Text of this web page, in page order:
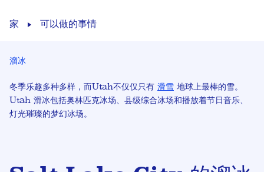
家 可以做的事情
溜冰
冬季乐趣多种多样，而Utah不仅仅只有 滑雪 地球上最棒的雪。
Utah 滑冰包括奥林匹克冰场、县级综合冰场和播放着节日音乐、
灯光璀璨的梦幻冰场。